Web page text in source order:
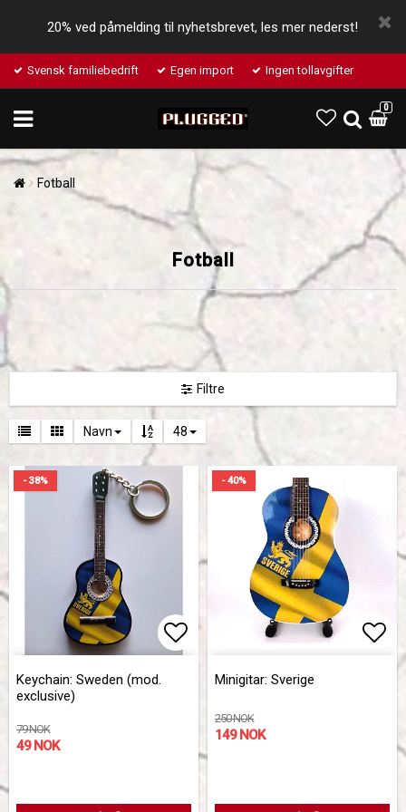
20% ved påmelding til nyhetsbrevet, les mer nederst!
Svensk familiebedrift Egen import Ingen tollavgifter
0
Fotball
Fotball
Filtre
Navn 48
- 38%
Add to list of favorites
Keychain: Sweden (mod.
exclusive)
79 NOK
49 NOK
- 40%
Minigitar: Sverige
250 NOK
149 NOK